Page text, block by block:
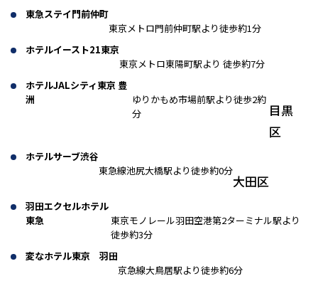
東急ステイ門前仲町
東京メトロ門前仲町駅より徒歩約1分
ホテルイースト21東京
東京メトロ東陽町駅より 徒歩約7分
ホテルJALシティ東京 豊
洲
ゆりかもめ市場前駅より徒歩2約
分
目黒
区
ホテルサーブ渋谷
東急線池尻大橋駅より徒歩約0分
大田区
羽田エクセルホテル
東急
東京モノレール羽田空港第2ターミナル駅より
徒歩約3分
変なホテル東京 羽田
京急線大鳥居駅より徒歩約6分